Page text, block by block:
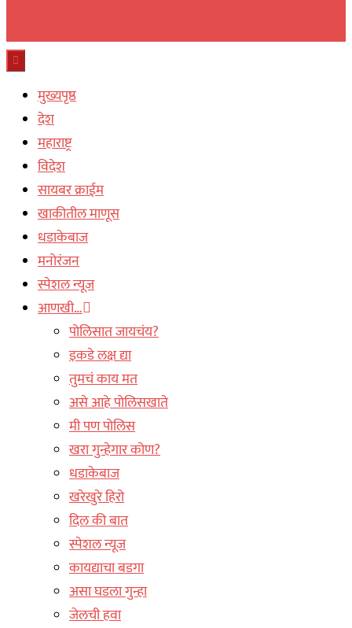
मुख्यपृष्ठ
देश
महाराष्ट्र
विदेश
सायबर क्राईम
खाकीतील माणूस
धडाकेबाज
मनोरंजन
स्पेशल न्यूज
आणखी…
पोलिसात जायचंय?
इकडे लक्ष द्या
तुमचं काय मत
असे आहे पोलिसखाते
मी पण पोलिस
खरा गुन्हेगार कोण?
धडाकेबाज
खरेखुरे हिरो
दिल की बात
स्पेशल न्यूज
कायद्याचा बडगा
असा घडला गुन्हा
जेलची हवा